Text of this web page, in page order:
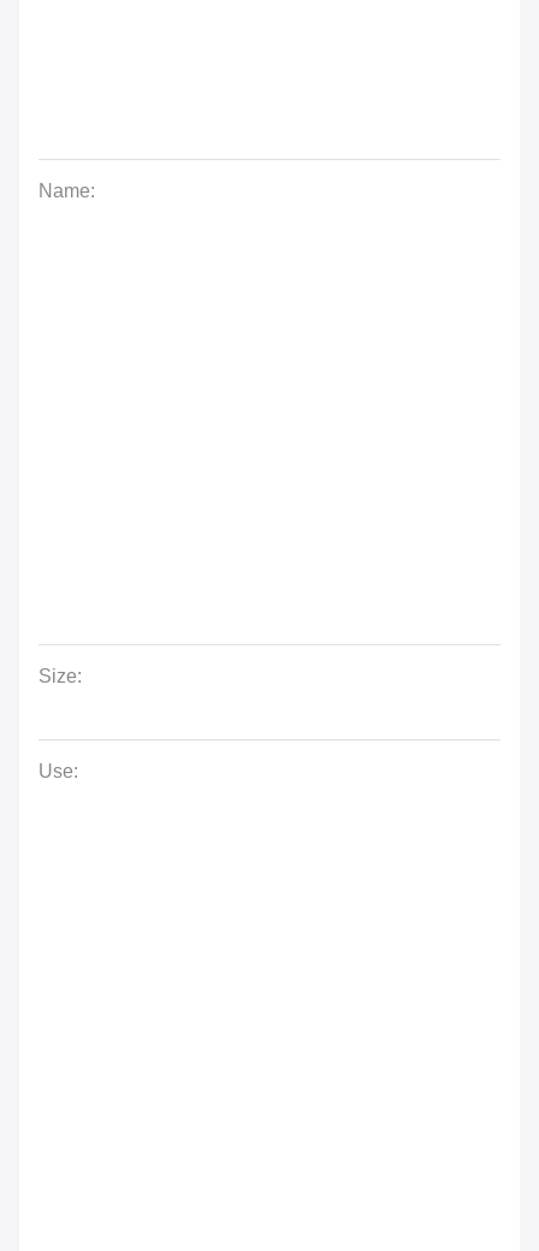
Name:
Size:
Use: